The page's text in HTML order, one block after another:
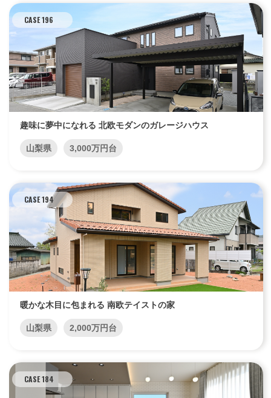
CASE 196
趣味に夢中になれる 北欧モダンのガレージハウス
山梨県 3,000万円台
CASE 194
暖かな木目に包まれる 南欧テイストの家
山梨県 2,000万円台
CASE 184